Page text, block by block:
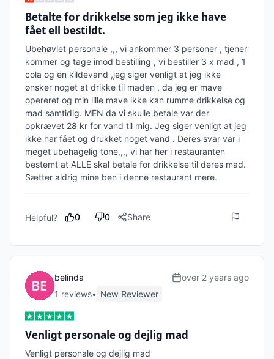
Betalte for drikkelse som jeg ikke have
fået ell bestildt.
Ubehøvlet personale ,,, vi ankommer 3 personer , tjener
kommer og tage imod bestilling , vi bestiller 3 x mad , 1
cola og en kildevand ,jeg siger venligt at jeg ikke
ønsker noget at drikke til maden , da jeg er mave
opereret og min lille mave ikke kan rumme drikkelse og
mad samtidig. MEN da vi skulle betale var der
opkrævet 28 kr for vand til mig. Jeg siger venligt at jeg
ikke har fået og drukket noget vand . Deres svar var i
meget ubehagelig tone,,,, vi har her i restauranten
bestemt at ALLE skal betale for drikkelse til deres mad.
Sætter aldrig mine ben i denne restaurant mere.
Helpful? 0 0 Share
belinda
1 reviews• New Reviewer
over 2 years ago
Venligt personale og dejlig mad
Venligt personale og dejlig mad